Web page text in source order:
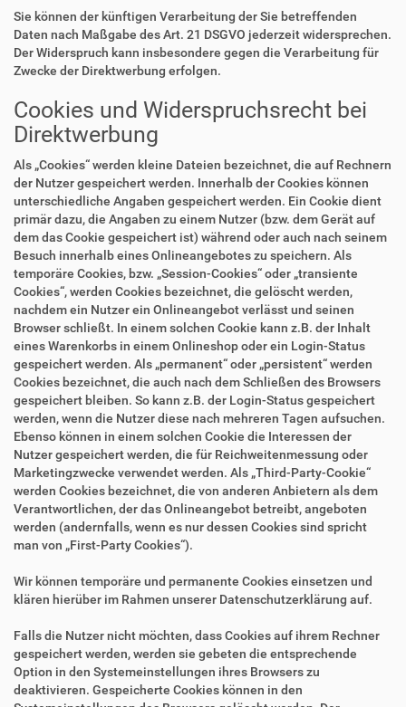
Sie können der künftigen Verarbeitung der Sie betreffenden
Daten nach Maßgabe des Art. 21 DSGVO jederzeit widersprechen.
Der Widerspruch kann insbesondere gegen die Verarbeitung für
Zwecke der Direktwerbung erfolgen.
Cookies und Widerspruchsrecht bei
Direktwerbung
Als „Cookies“ werden kleine Dateien bezeichnet, die auf Rechnern
der Nutzer gespeichert werden. Innerhalb der Cookies können
unterschiedliche Angaben gespeichert werden. Ein Cookie dient
primär dazu, die Angaben zu einem Nutzer (bzw. dem Gerät auf
dem das Cookie gespeichert ist) während oder auch nach seinem
Besuch innerhalb eines Onlineangebotes zu speichern. Als
temporäre Cookies, bzw. „Session-Cookies“ oder „transiente
Cookies“, werden Cookies bezeichnet, die gelöscht werden,
nachdem ein Nutzer ein Onlineangebot verlässt und seinen
Browser schließt. In einem solchen Cookie kann z.B. der Inhalt
eines Warenkorbs in einem Onlineshop oder ein Login-Status
gespeichert werden. Als „permanent“ oder „persistent“ werden
Cookies bezeichnet, die auch nach dem Schließen des Browsers
gespeichert bleiben. So kann z.B. der Login-Status gespeichert
werden, wenn die Nutzer diese nach mehreren Tagen aufsuchen.
Ebenso können in einem solchen Cookie die Interessen der
Nutzer gespeichert werden, die für Reichweitenmessung oder
Marketingzwecke verwendet werden. Als „Third-Party-Cookie“
werden Cookies bezeichnet, die von anderen Anbietern als dem
Verantwortlichen, der das Onlineangebot betreibt, angeboten
werden (andernfalls, wenn es nur dessen Cookies sind spricht
man von „First-Party Cookies“).
Wir können temporäre und permanente Cookies einsetzen und
klären hierüber im Rahmen unserer Datenschutzerklärung auf.
Falls die Nutzer nicht möchten, dass Cookies auf ihrem Rechner
gespeichert werden, werden sie gebeten die entsprechende
Option in den Systemeinstellungen ihres Browsers zu
deaktivieren. Gespeicherte Cookies können in den